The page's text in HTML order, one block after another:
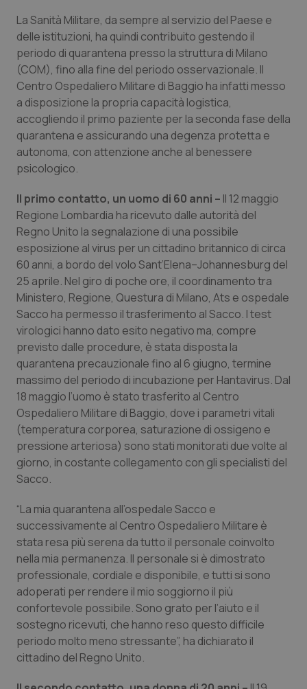
Umbria
Valle D’Aosta
Veneto
Oftalmologia
Oncodermatologia
Oncoematologia
Oncologia & Nutrizione
Quotidiano Cardiologia
Quotidiano Chirurgia
Quotidiano Oncologia
Quotidiano Pediatria
Rene & patologie urogenitali
Salute orale & impianti
Sangue & coagulazione
Tiroide
Tumore al seno
Tumore ovarico
Tumori del Polmone & Testa Collo
Tumori gastrointestinali
Ulcera & Reflusso
Vaccini
La Sanità Militare, da sempre al servizio del Paese e
delle istituzioni, ha quindi contribuito gestendo il
periodo di quarantena presso la struttura di Milano
(COM), fino alla fine del periodo osservazionale. Il
Centro Ospedaliero Militare di Baggio ha infatti messo
a disposizione la propria capacità logistica,
accogliendo il primo paziente per la seconda fase della
quarantena e assicurando una degenza protetta e
autonoma, con attenzione anche al benessere
psicologico.
Il primo contatto, un uomo di 60 anni – Il 12 maggio
Regione Lombardia ha ricevuto dalle autorità del
Regno Unito la segnalazione di una possibile
esposizione al virus per un cittadino britannico di circa
60 anni, a bordo del volo Sant’Elena–Johannesburg del
25 aprile. Nel giro di poche ore, il coordinamento tra
Ministero, Regione, Questura di Milano, Ats e ospedale
Sacco ha permesso il trasferimento al Sacco. I test
virologici hanno dato esito negativo ma, compre
previsto dalle procedure, è stata disposta la
quarantena precauzionale fino al 6 giugno, termine
massimo del periodo di incubazione per Hantavirus. Dal
18 maggio l’uomo è stato trasferito al Centro
Ospedaliero Militare di Baggio, dove i parametri vitali
(temperatura corporea, saturazione di ossigeno e
pressione arteriosa) sono stati monitorati due volte al
giorno, in costante collegamento con gli specialisti del
Sacco.
“La mia quarantena all’ospedale Sacco e
successivamente al Centro Ospedaliero Militare è
stata resa più serena da tutto il personale coinvolto
nella mia permanenza. Il personale si è dimostrato
professionale, cordiale e disponibile, e tutti si sono
adoperati per rendere il mio soggiorno il più
confortevole possibile. Sono grato per l’aiuto e il
sostegno ricevuti, che hanno reso questo difficile
periodo molto meno stressante”, ha dichiarato il
cittadino del Regno Unito.